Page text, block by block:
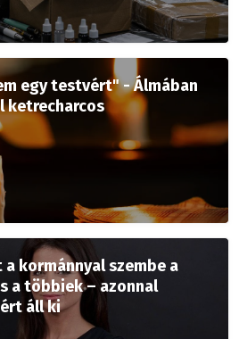
egy testvért" - Álmában
ketrecharcos
kormánnyal szembe a
a többiek – azonnal
áll ki